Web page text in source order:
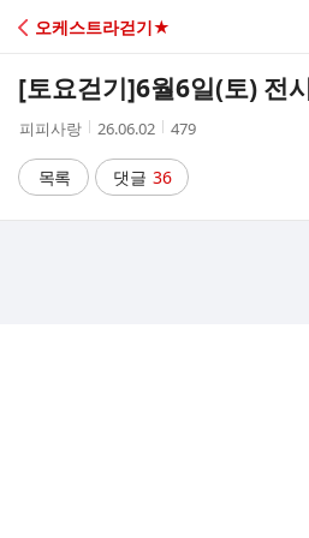
C
A
오케스트라걷기★
[토요걷기]6월6일(토) 전
작
자
피피사랑
작
시
간
26.06.02
조
수
479
목록 댓글 36